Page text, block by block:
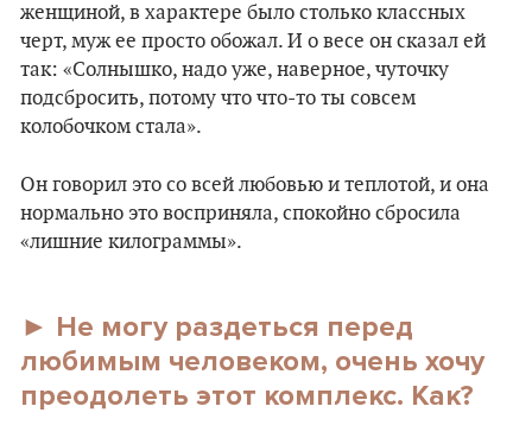
женщиной, в характере было столько классных
черт, муж ее просто обожал. И о весе он сказал ей
так: «Солнышко, надо уже, наверное, чуточку
подсбросить, потому что что-то ты совсем
колобочком стала».
Он говорил это со всей любовью и теплотой, и она
нормально это восприняла, спокойно сбросила
«лишние килограммы».
► Не могу раздеться перед
любимым человеком, очень хочу
преодолеть этот комплекс. Как?